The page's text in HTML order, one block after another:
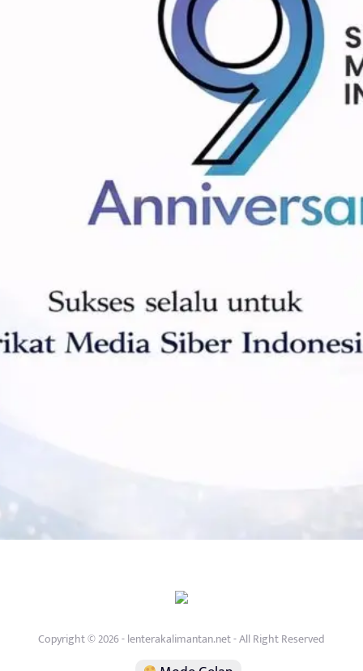
Copyright © 2026 - lenterakalimantan.net - All Right Reserved